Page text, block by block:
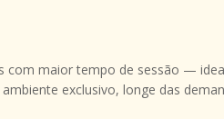
com maior tempo de sessão —
exclusivo, longe das